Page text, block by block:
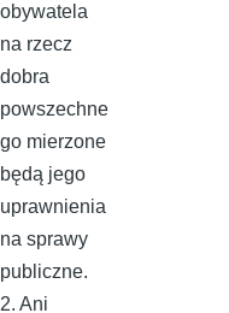
obywatela
na rzecz
dobra
powszechne
go mierzone
będą jego
uprawnienia
na sprawy
publiczne.
2. Ani